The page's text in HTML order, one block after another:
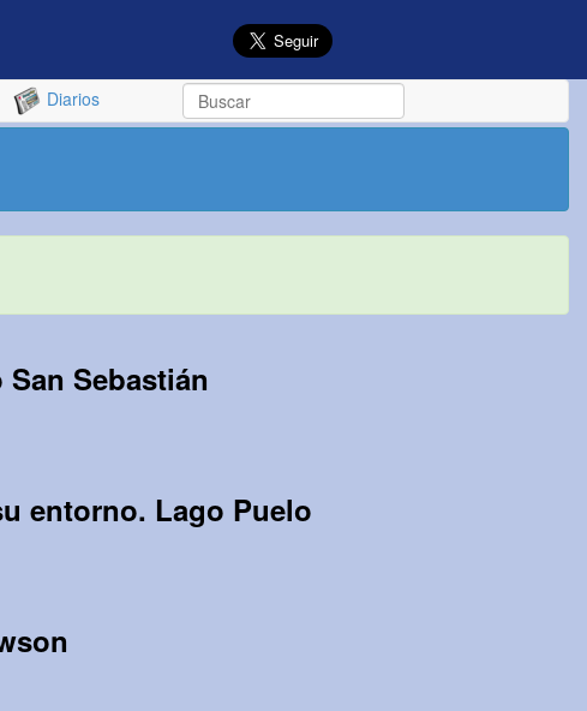
Diarios
Sebastián
entorno. Lago Puelo